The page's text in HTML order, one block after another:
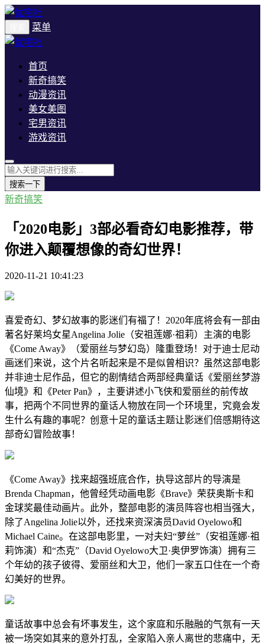
菜单
首页
新奇搞笑
动漫资讯
美女美图
宅男资讯
游戏资讯
搜索一下
新奇搞笑
「2020电影」3部必看奇幻电影推荐，带
你进入颠覆想像的奇幻世界！
2020-11-21 10:41:23
喜爱奇幻、梦幻故事的影迷们有福了！2020年底将会有一部由
著名好莱坞女星Angelina Jolie（安祖莲娜·祖莉）主演的电影
《Come Away》（爱丽丝与梦幻岛）隆重登场！对于迪士尼动
画迷们来说，这个片名听起来是不是似曾相识？虽然这部电影
并非迪士尼作品，但它的剧情结合两部经典童话《爱丽丝梦游
仙境》和《Peter Pan》，主要讲述小飞侠和爱丽丝的前传故
事，把两个不同世界的童话人物放在同一个环境里，究竟会发
生什么有趣的事呢？创意十足的童话主题让影迷们倍感期待这
部奇幻冒险故事！
《Come Away》找来超强班底合作，执导这部片的导演是
Brenda Chapman，他曾经凭动画电影《Brave》荣获奥斯卡和
金球奖最佳动画片。此外，整部电影的演员阵容也相当强大，
除了Angelina Jolie以外，还找来资深演员David Oyelowo和
Michael Caine。在这部电影里，一对夫妇“萝丝”（安祖莲娜·祖
莉饰演）和“杰克”（David Oyelowo大卫·奥伊罗饰演）拥有三
个年幼的孩子彼得、爱丽丝和大卫，他们一家五口住在一个奇
幻美好的世界。
童话故事中总会有坏事发生，这个家庭和乐融融的气氛有一天
被一场突如其来的意外打乱，全家陷入亲人离世的悲痛中，无